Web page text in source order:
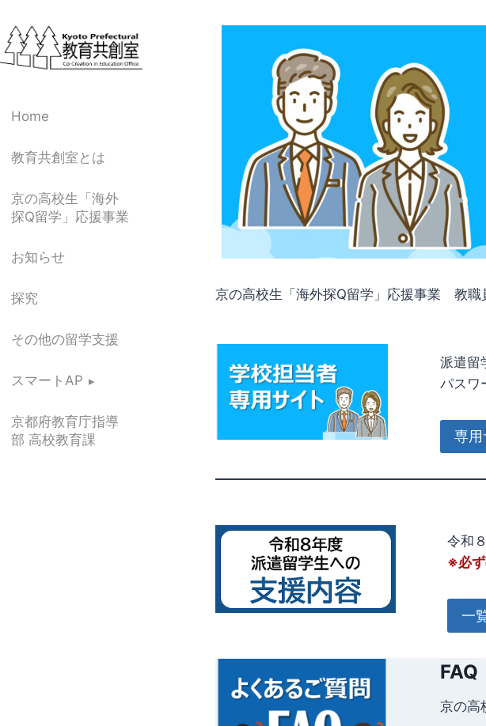
容
を
ッ
京の高校生「海外探Q留学」応援事業 教職
派遣留
パスワ
専用
令和
※必ず
一
FAQ
京の高
Home
教育共創室とは
京の高校生「海外
探Q留学」応援事業
お知らせ
探究
その他の留学支援
スマートAP
京都府教育庁指導
部 高校教育課